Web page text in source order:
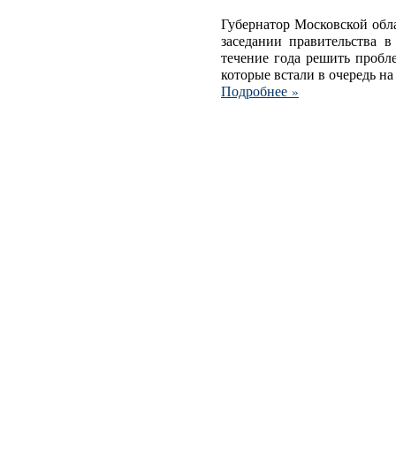
Губернатор Московской
заседании
течение года решить
которые встали в очередь
Подробнее »